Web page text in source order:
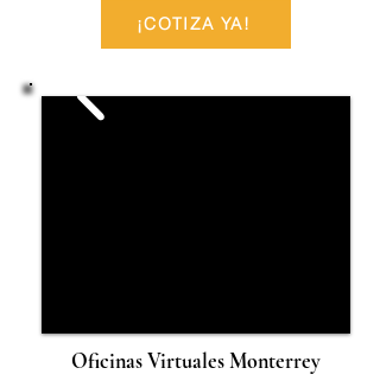
¡COTIZA YA!
Oficinas Virtuales Monterrey